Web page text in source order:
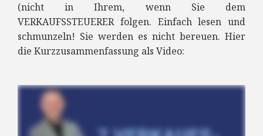
(nicht in Ihrem, wenn Sie dem
VERKAUFSSTEUERER folgen. Einfach lesen und
schmunzeln! Sie werden es nicht bereuen. Hier
die Kurzzusammenfassung als Video: